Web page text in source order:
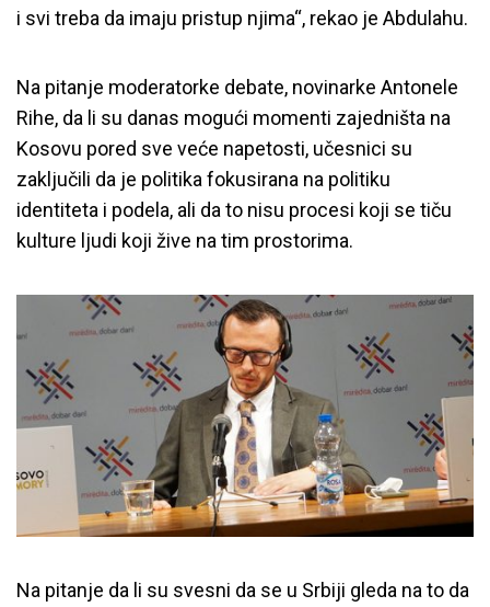
i svi treba da imaju pristup njima“, rekao je Abdulahu.
Na pitanje moderatorke debate, novinarke Antonele
Rihe, da li su danas mogući momenti zajedništa na
Kosovu pored sve veće napetosti, učesnici su
zaključili da je politika fokusirana na politiku
identiteta i podela, ali da to nisu procesi koji se tiču
kulture ljudi koji žive na tim prostorima.
Na pitanje da li su svesni da se u Srbiji gleda na to da